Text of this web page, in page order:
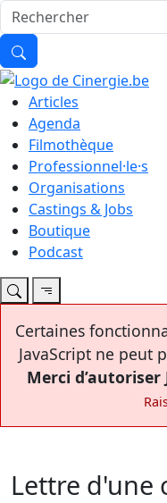
Articles
Agenda
Filmothèque
Professionnel·le·s
Organisations
Castings & Jobs
Boutique
Podcast
Certaines
JavaScript ne peut
Merci
Lettre d'une